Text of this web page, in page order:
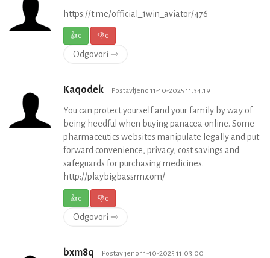
https://t.me/official_1win_aviator/476
👍0 👎0
Odgovori ⇾
Kaqodek Postavljeno 11-10-2025 11:34:19
You can protect yourself and your family by way of
being heedful when buying panacea online. Some
pharmaceutics websites manipulate legally and put
forward convenience, privacy, cost savings and
safeguards for purchasing medicines.
http://playbigbassrm.com/
👍0 👎0
Odgovori ⇾
bxm8q Postavljeno 11-10-2025 11:03:00